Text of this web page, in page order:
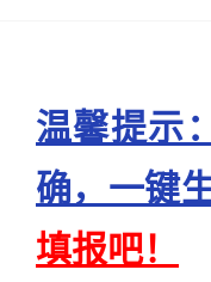
温馨提示
确，一键
填报吧！